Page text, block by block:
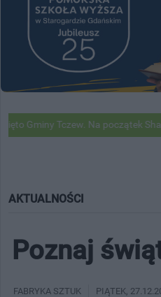
Na początek Shaun Baker &
AKTUALNOŚCI
Poznaj
FABRYKA SZTUK PIĄTEK ,